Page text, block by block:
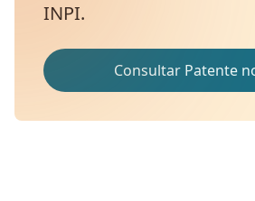
INPI.
Consultar Patente